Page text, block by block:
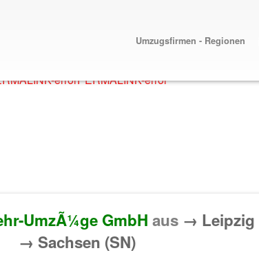
Umzugsfirmen - Regionen
errorPERMALINK-error
UmzÃ¼ge GmbH aus → Leipzig
→ Sachsen (SN)